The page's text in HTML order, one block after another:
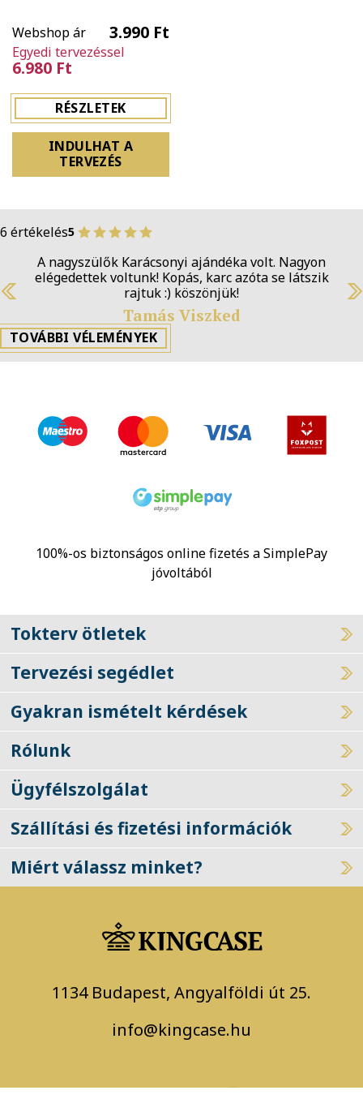
Webshop ár 3.990 Ft
Egyedi tervezéssel
6.980 Ft
RÉSZLETEK
INDULHAT A
TERVEZÉS
6 értékelés5
A nagyszülők Karácsonyi ajándéka volt. Nagyon
elégedettek voltunk! Kopás, karc azóta se látszik
rajtuk :) köszönjük!
Tamás Viszked
Previous
TOVÁBBI VÉLEMÉNYEK
100%-os biztonságos online fizetés a SimplePay
jóvoltából
Tokterv ötletek
Tervezési segédlet
Gyakran ismételt kérdések
Rólunk
Ügyfélszolgálat
Szállítási és fizetési információk
Miért válassz minket?
1134 Budapest, Angyalföldi út 25.
info@kingcase.hu